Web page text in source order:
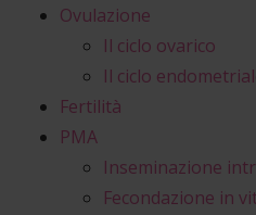
Ovulazione
Il ciclo ovarico
Il ciclo
Fertilità
PMA
Inseminazione
Fecondazione in